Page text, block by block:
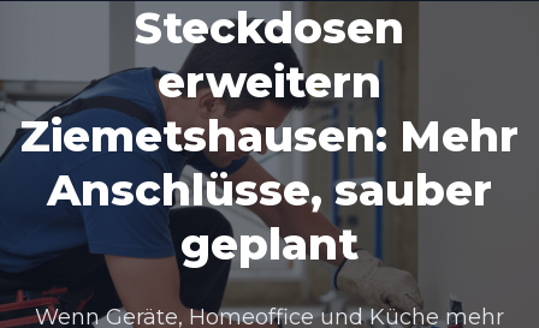
Steckdosen
erweitern
Ziemetshausen: Mehr
Anschlüsse, sauber
geplant
Wenn Geräte, Homeoffice und Küche mehr